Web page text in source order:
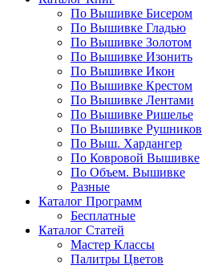
По Вышивке Бисером
По Вышивке Гладью
По Вышивке Золотом
По Вышивке Изонить
По Вышивке Икон
По Вышивке Крестом
По Вышивке Лентами
По Вышивке Ришелье
По Вышивке Рушников
По Выш. Хардангер
По Ковровой Вышивке
По Объем. Вышивке
Разные
Каталог Программ
Бесплатные
Каталог Статей
Мастер Классы
Палитры Цветов